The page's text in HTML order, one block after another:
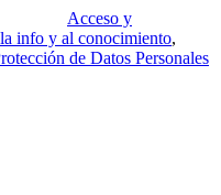
Acceso y
info y al conocimiento,
de Datos Personales